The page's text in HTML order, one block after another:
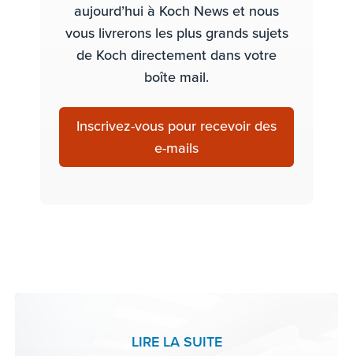
aujourd’hui à Koch News et nous
vous livrerons les plus grands sujets
de Koch directement dans votre
boîte mail.
Inscrivez-vous pour recevoir des
e-mails
LIRE LA SUITE